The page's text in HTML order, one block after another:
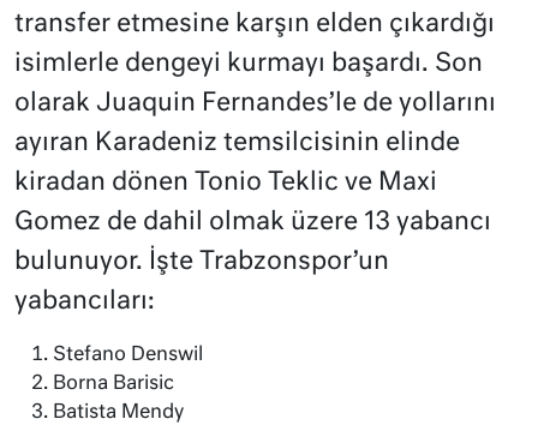
transfer etmesine karşın elden çıkardığı
isimlerle dengeyi kurmayı başardı. Son
olarak Juaquin Fernandes’le de yollarını
ayıran Karadeniz temsilcisinin elinde
kiradan dönen Tonio Teklic ve Maxi
Gomez de dahil olmak üzere 13 yabancı
bulunuyor. İşte Trabzonspor’un
yabancıları:
Stefano Denswil
Borna Barisic
Batista Mendy